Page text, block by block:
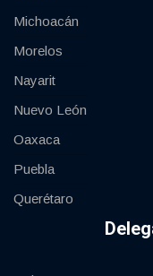
Michoacán
Morelos
Nayarit
Nuevo León
Oaxaca
Puebla
Querétaro